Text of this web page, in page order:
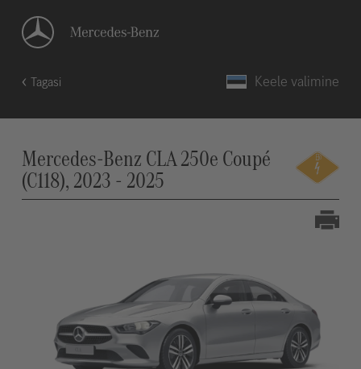
Tagasi Keele valimine
Mercedes-Benz CLA 250e Coupé
(C118), 2023 - 2025